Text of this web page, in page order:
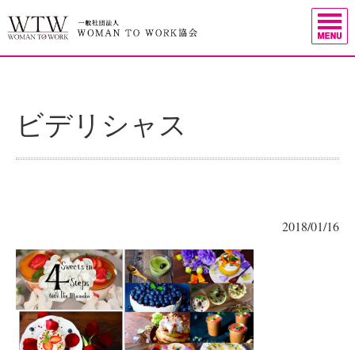
ビデリシャス
2018/01/16